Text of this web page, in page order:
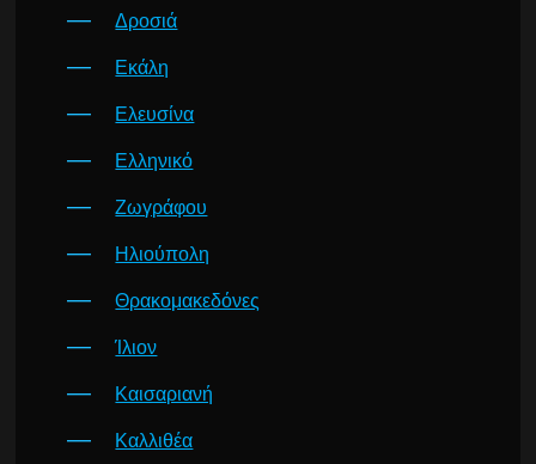
Δροσιά
Εκάλη
Ελευσίνα
Ελληνικό
Ζωγράφου
Ηλιούπολη
Θρακομακεδόνες
Ίλιον
Καισαριανή
Καλλιθέα